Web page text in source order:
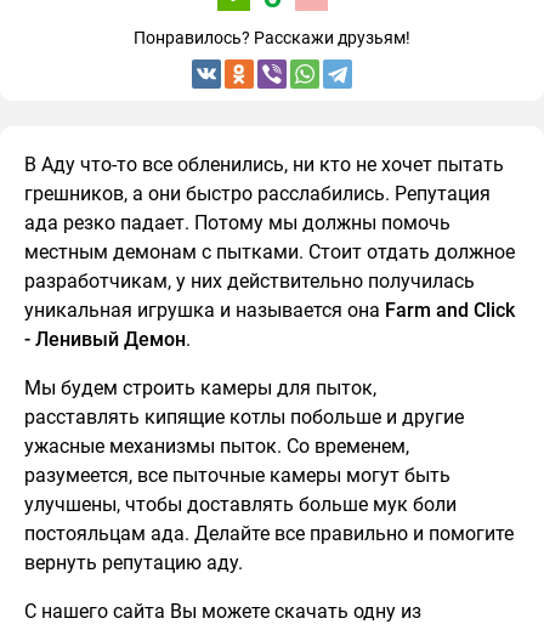
Понравилось? Расскажи друзьям!
В Аду что-то все обленились, ни кто не хочет пытать
грешников, а они быстро расслабились. Репутация
ада резко падает. Потому мы должны помочь
местным демонам с пытками. Стоит отдать должное
разработчикам, у них действительно получилась
уникальная игрушка и называется она Farm and Click
- Ленивый Демон.
Мы будем строить камеры для пыток,
расставлять кипящие котлы побольше и другие
ужасные механизмы пыток. Со временем,
разумеется, все пыточные камеры могут быть
улучшены, чтобы доставлять больше мук боли
постояльцам ада. Делайте все правильно и помогите
вернуть репутацию аду.
С нашего сайта Вы можете скачать одну из